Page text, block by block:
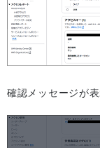
確認メッセージが